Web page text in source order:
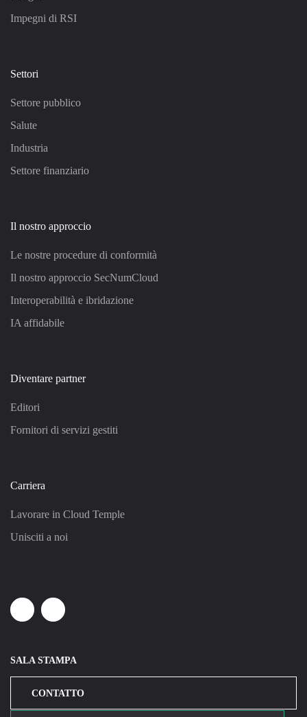
Impegni di RSI
Settori
Settore pubblico
Salute
Industria
Settore finanziario
Il nostro approccio
Le nostre procedure di conformità
Il nostro approccio SecNumCloud
Interoperabilità e ibridazione
IA affidabile
Diventare partner
Editori
Fornitori di servizi gestiti
Carriera
Lavorare in Cloud Temple
Unisciti a noi
LinkedinYoutube
SALA STAMPA
CONTATTO